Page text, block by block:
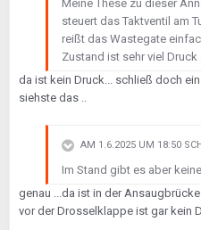
Meine These zu dieser
steuert das Taktventil am
reißt das Wastegate
Zustand ist sehr viel
da ist kein Druck... schließ doch
siehste das ..
AM 1.6.2025 UM 18:50
Im Stand gibt es aber
genau ...da ist in der
vor der Drosselklappe ist gar kein